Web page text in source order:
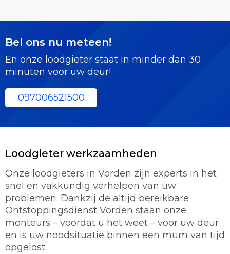
Bel ons nu meteen!
En onze loodgieter staat in minder dan 30
minuten voor uw deur!
097006521500
Loodgieter werkzaamheden
Onze loodgieters in Vorden zijn experts in het
snel en vakkundig verhelpen van uw
problemen. Dankzij de altijd bereikbare
Ontstoppingsdienst Vorden staan onze
monteurs – voordat u het weet – voor uw deur
en is uw noodsituatie binnen een mum van tijd
opgelost.